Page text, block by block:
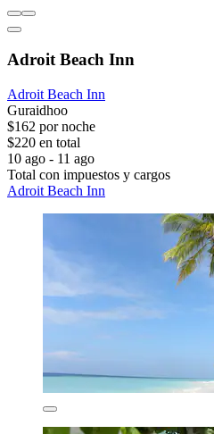
Adroit Beach Inn
Adroit Beach Inn
Guraidhoo
$162 por noche
$220 en total
10 ago - 11 ago
Total con impuestos y cargos
Adroit Beach Inn